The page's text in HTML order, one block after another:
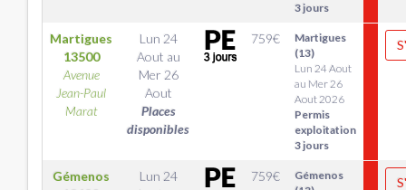
3 jours
Martigues
13500
Avenue
Jean-Paul
Marat
Lun 24
Aout au
Mer 26
Aout
Places
disponibles
759€
Martigues
(13)
Lun 24 Aout
au Mer 26
Aout 2026
Permis
exploitation
3 jours
Gémenos
Lun 24
759€
Gémenos